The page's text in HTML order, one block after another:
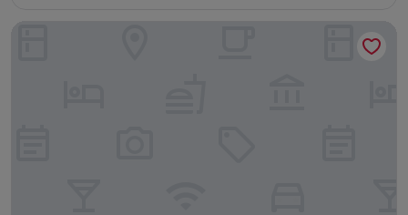
Hostal Concejo